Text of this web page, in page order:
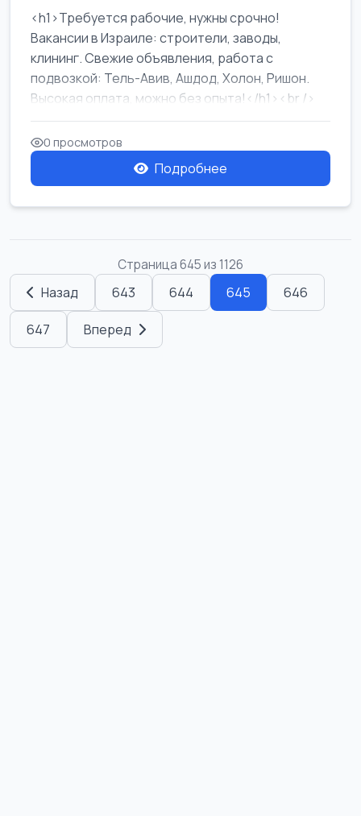
<h1>Требуется рабочие, нужны срочно!
Вакансии в Израиле: строители, заводы,
клининг. Свежие объявления, работа с
подвозкой: Тель-Авив, Ашдод, Холон, Ришон.
Высокая оплата, можно без опыта!</h1><br />
...
0 просмотров
Подробнее
Страница 645 из 1126
Назад 643 644 645 646
647 Вперед